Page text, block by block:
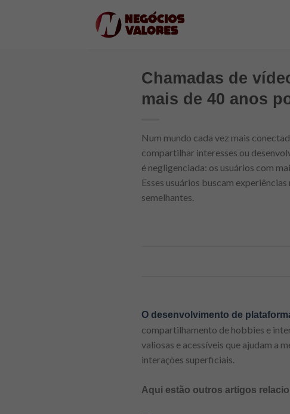
Chamadas de
mais de 40 anos
Num mundo cada vez mais
compartilhar interesses ou
é negligenciada: os usuários com
Esses usuários buscam
semelhantes.
O desenvolvimento de
compartilhamento de hobbies e
valiosas e acessíveis que ajudam a
interações superficiais.
Aqui estão outros artigos